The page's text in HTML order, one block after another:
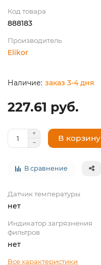
Код товара
888183
Производитель
Elikor
заказ 3-4 дня
227.61 руб.
В корзину
В сравнение
Датчик температуры
нет
Индикатор загрязнения
фильтров
нет
Все характеристики